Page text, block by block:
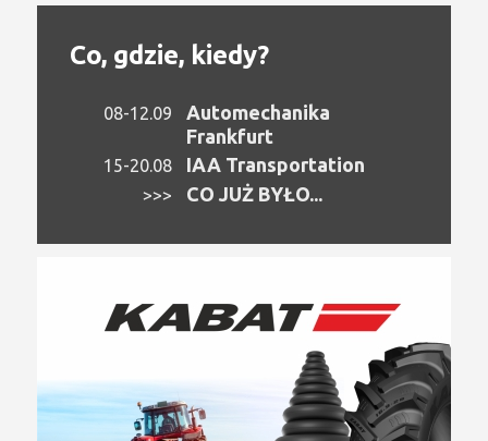
Co, gdzie, kiedy?
08-12.09
Automechanika
Frankfurt
15-20.08 IAA Transportation
>>> CO JUŻ BYŁO...